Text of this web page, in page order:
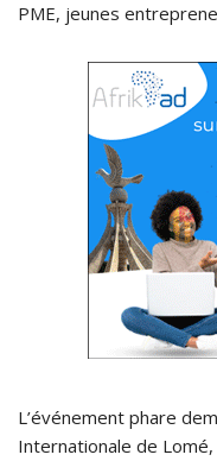
PME, jeunes
L’événement phare
Internationale de